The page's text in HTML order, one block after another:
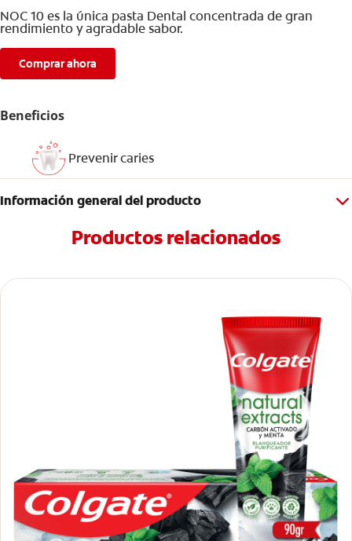
NOC 10 es la única pasta Dental concentrada de gran
rendimiento y agradable sabor.
Comprar ahora
Beneficios
Prevenir caries
Información general del producto
Productos relacionados